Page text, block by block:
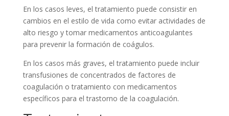
En los casos leves, el tratamiento puede consistir en
cambios en el estilo de vida como evitar actividades de
alto riesgo y tomar medicamentos anticoagulantes
para prevenir la formación de coágulos.
En los casos más graves, el tratamiento puede incluir
transfusiones de concentrados de factores de
coagulación o tratamiento con medicamentos
específicos para el trastorno de la coagulación.